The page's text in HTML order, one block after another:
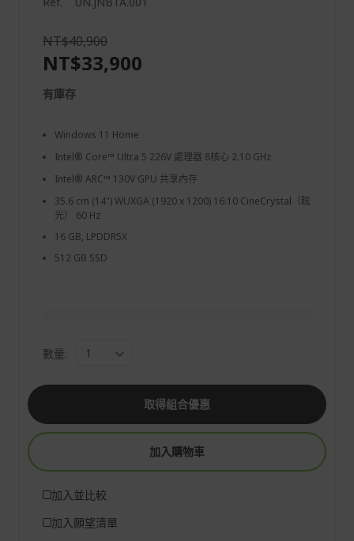
NT$40,900
NT$33,900
有庫存
Windows 11 Home
Intel® Core™ Ultra 5 226V 處理器 8核心 2.10 GHz
Intel® ARC™ 130V GPU 共享內存
35.6 cm (14") WUXGA (1920 x 1200) 16:10 CineCrystal（眩
光） 60 Hz
16 GB, LPDDR5X
512 GB SSD
數量:
取得組合優惠
加入購物車
加入並比較
加入願望清單